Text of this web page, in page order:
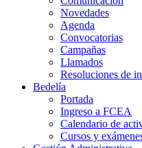
Novedades
Agenda
Convocatorias
Campañas
Llamados
Resoluciones de
Bedelía
Portada
Ingreso a FCEA
Calendario de
Cursos y